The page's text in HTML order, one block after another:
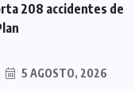
208 accidentes de
5 AGOSTO, 2026